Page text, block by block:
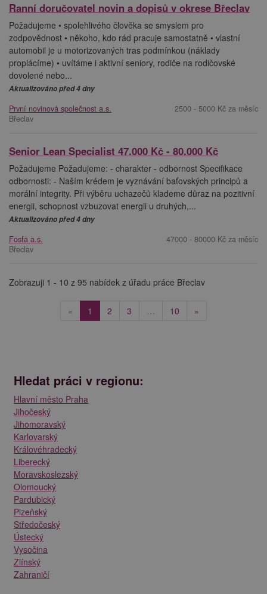
Ranní doručovatel novin a dopisů v okrese Břeclav
Požadujeme • spolehlivého člověka se smyslem pro
zodpovědnost • někoho, kdo rád pracuje samostatně • vlastní
automobil je u motorizovaných tras podmínkou (náklady
proplácíme) • uvítáme i aktivní seniory, rodiče na rodičovské
dovolené nebo...
Aktualizováno před 4 dny
První novinová společnost a.s.
Břeclav
2500 - 5000 Kč za měsíc
Senior Lean Specialist 47.000 Kč - 80.000 Kč
Požadujeme Požadujeme: - charakter - odbornost Specifikace
odbornosti: - Naším krédem je vyznávání baťovských principů a
morální integrity. Při výběru uchazečů klademe důraz na pozitivní
energii, schopnost vzbuzovat energii u druhých,...
Aktualizováno před 4 dny
Fosfa a.s.
Břeclav
47000 - 80000 Kč za měsíc
Zobrazuji 1 - 10 z 95 nabídek z úřadu práce Břeclav
« 1 (current)
2 3 … 10 »
Hledat práci v regionu:
Hlavní město Praha
Jihočeský
Jihomoravský
Karlovarský
Královéhradecký
Liberecký
Moravskoslezský
Olomoucký
Pardubický
Plzeňský
Středočeský
Ústecký
Vysočina
Zlínský
Zahraničí